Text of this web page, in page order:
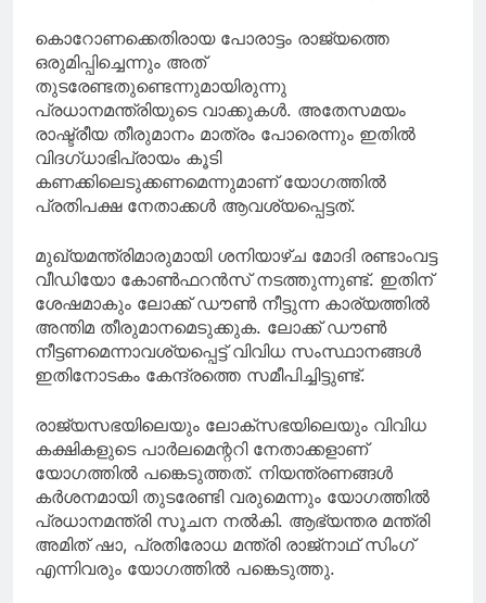
കൊറോണക്കെതിരായ പോരാട്ടം രാജ്യത്തെ
ഒരുമിപ്പിച്ചെന്നും അത്
തുടരേണ്ടതുണ്ടെന്നുമായിരുന്നു
പ്രധാനമന്ത്രിയുടെ വാക്കുകൾ. അതേസമയം
രാഷ്ട്രീയ തീരുമാനം മാത്രം പോരെന്നും ഇതിൽ
വിദഗ്ധാഭിപ്രായം കൂടി
കണക്കിലെടുക്കണമെന്നുമാണ് യോഗത്തിൽ
പ്രതിപക്ഷ നേതാക്കൾ ആവശ്യപ്പെട്ടത്.
മുഖ്യമന്ത്രിമാരുമായി ശനിയാഴ്ച മോദി രണ്ടാംവട്ട
വീഡിയോ കോൺഫറൻസ് നടത്തുന്നുണ്ട്. ഇതിന്
ശേഷമാകും ലോക്ക് ഡൗൺ നീട്ടുന്ന കാര്യത്തിൽ
അന്തിമ തീരുമാനമെടുക്കുക. ലോക്ക് ഡൗൺ
നീട്ടണമെന്നാവശ്യപ്പെട്ട് വിവിധ സംസ്ഥാനങ്ങൾ
ഇതിനോടകം കേന്ദ്രത്തെ സമീപിച്ചിട്ടുണ്ട്.
രാജ്യസഭയിലെയും ലോക്‌സഭയിലെയും വിവിധ
കക്ഷികളുടെ പാർലമെന്ററി നേതാക്കളാണ്
യോഗത്തിൽ പങ്കെടുത്തത്. നിയന്ത്രണങ്ങൾ
കർശനമായി തുടരേണ്ടി വരുമെന്നും യോഗത്തിൽ
പ്രധാനമന്ത്രി സൂചന നൽകി. ആഭ്യന്തര മന്ത്രി
അമിത് ഷാ, പ്രതിരോധ മന്ത്രി രാജ്‌നാഥ് സിംഗ്
എന്നിവരും യോഗത്തിൽ പങ്കെടുത്തു.